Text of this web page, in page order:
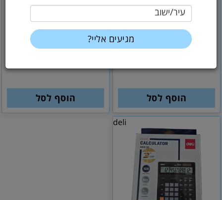
עיר/ישוב
60
₪
50.85 לפני מע''מ
קסיו מדעי fx-82ms new
הוסף לסל
27
₪
מחשבון שולחני 01120
הוסף לסל
deli